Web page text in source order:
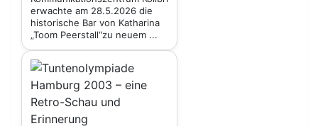
erwachte am 28.5.2026 die
historische Bar von Katharina
„Toom Peerstall“zu neuem ...